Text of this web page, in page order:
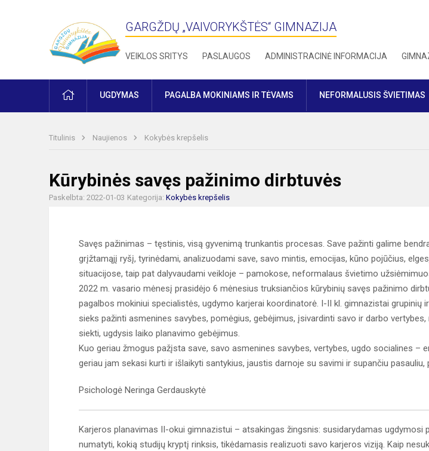
GARGŽDŲ „VAIVORYKŠTĖS“ GIMNAZIJA
VEIKLOS SRITYS PASLAUGOS ADMINISTRACINĖ INFORMACIJA
PRADŽIAUGDYMAS PAGALBA MOKINIAMS IR TĖVAMS NEFORMALUSIS ŠVIETIMAS
Titulinis Naujienos Kokybės krepšelis
Kūrybinės savęs pažinimo dirbtuvės
Paskelbta: 2022-01-03 Kategorija: Kokybės krepšelis
Savęs pažinimas – tęstinis, visą gyvenimą trunkantis procesas. Save pažinti galime
grįžtamąjį ryšį, tyrinėdami, analizuodami save, savo mintis, emocijas, kūno pojūčius,
situacijose, taip pat dalyvaudami veikloje – pamokose, neformalaus švietimo
2022 m. vasario mėnesį prasidėjo 6 mėnesius truksiančios kūrybinių savęs pažinimo
pagalbos mokiniui specialistės, ugdymo karjerai koordinatorė. I-II kl. gimnazistai grupinių
sieks pažinti asmenines savybes, pomėgius, gebėjimus, įsivardinti savo ir darbo
siekti, ugdysis laiko planavimo gebėjimus.
Kuo geriau žmogus pažįsta save, savo asmenines savybes, vertybes, ugdo socialines –
geriau jam sekasi kurti ir išlaikyti santykius, jaustis darnoje su savimi ir supančiu
Psichologė Neringa Gerdauskytė
Karjeros planavimas II-okui gimnazistui – atsakingas žingsnis: susidarydamas ugdymosi
numatyti, kokią studijų kryptį rinksis, tikėdamasis realizuoti savo karjeros viziją. Kaip